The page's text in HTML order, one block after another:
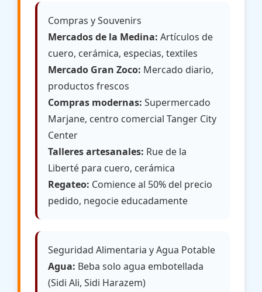
Compras y Souvenirs
Mercados de la Medina: Artículos de
cuero, cerámica, especias, textiles
Mercado Gran Zoco: Mercado diario,
productos frescos
Compras modernas: Supermercado
Marjane, centro comercial Tanger City
Center
Talleres artesanales: Rue de la
Liberté para cuero, cerámica
Regateo: Comience al 50% del precio
pedido, negocie educadamente
Seguridad Alimentaria y Agua Potable
Agua: Beba solo agua embotellada
(Sidi Ali, Sidi Harazem)